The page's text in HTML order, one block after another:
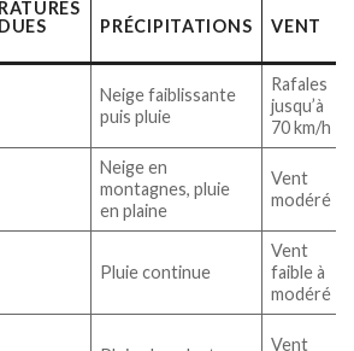
PRÉCIPITATIONS VENT
Neige faiblissante
puis pluie
Rafales
jusqu’à
70 km/h
Neige en
montagnes, pluie
en plaine
Vent
modéré
Pluie continue
Vent
faible à
modéré
Vent